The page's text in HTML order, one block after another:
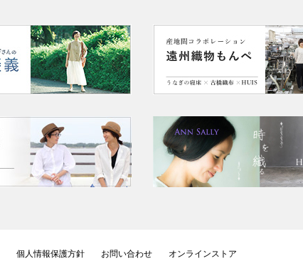
個人情報保護方針 お問い合わせ オンラインストア